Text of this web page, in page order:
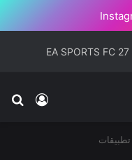
تطبيقات